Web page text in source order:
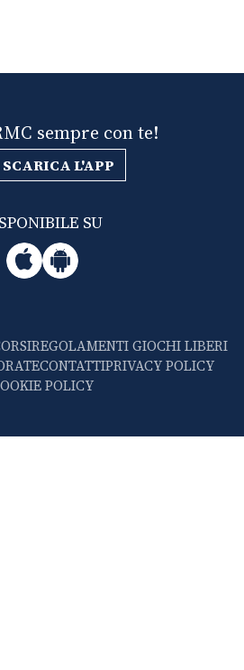
sempre con te!
SCARICA L'APP
SU
REGOLAMENTI GIOCHI LIBERI
CONTATTIPRIVACY POLICY
POLICY